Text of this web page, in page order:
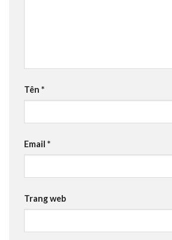
Tên *
Email *
Trang web